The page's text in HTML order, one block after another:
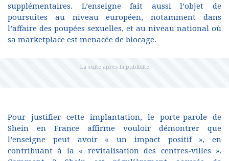
supplémentaires. L’enseigne fait aussi l’objet de
poursuites au niveau européen, notamment dans
l’affaire des poupées sexuelles, et au niveau national où
sa marketplace est menacée de blocage.
Pour justifier cette implantation, le porte-parole de
Shein en France affirme vouloir démontrer que
l’enseigne peut avoir « un impact positif », en
contribuant à la « revitalisation des centres-villes ».